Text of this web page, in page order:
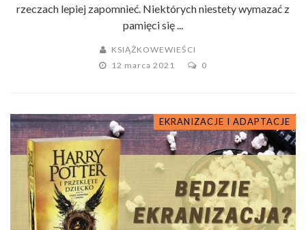
rzeczach lepiej zapomnieć. Niektórych niestety wymazać z
pamięci się ...
KSIĄŻKOWEWIEŚCI
12 marca 2021
0
EKRANIZACJE I ADAPTACJE